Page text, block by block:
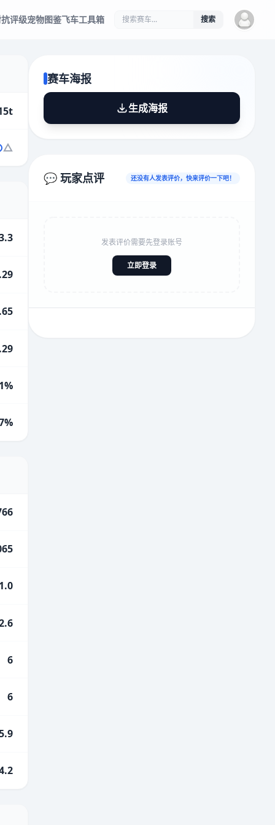
评级宠物图鉴飞车工具箱 搜索
1.0
6
6
赛车海报
生成海报
💬 玩家点评 还没有人发表评价，快来评价一下吧！
发表评价需要先登录账号
立即登录